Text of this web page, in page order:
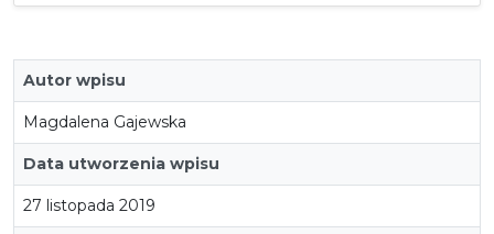
Autor wpisu
Magdalena Gajewska
Data utworzenia wpisu
27 listopada 2019